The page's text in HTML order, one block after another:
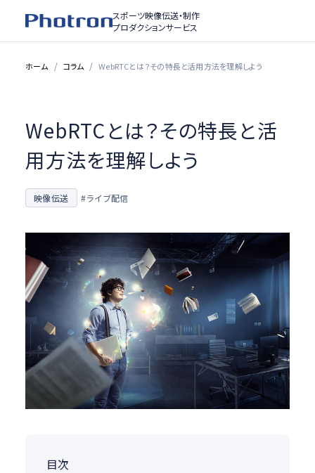
スポーツ映像伝送・制作
プロダクションサービス
ホーム コラム WebRTCとは？その特長と活用方法を理解しよう
WebRTCとは？その特長と活
用方法を理解しよう
映像伝送 #ライブ配信
目次